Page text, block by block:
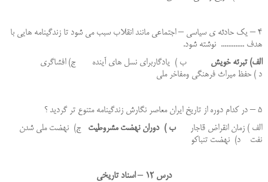
4 – یک حادثه ی سیاسی – اجتماعی مانند انقلاب سبب می شود تا زندگینامه هایی با
هدف ............. نوشته شود.
الف) تبرئه خویش ب ) یادگاربرای نسل های آینده ج) افشاگری
د ) حفظ میراث فرهنگی ومفاخر ملی
5 – در کدام دوره از تاریخ ایران معاصر نگارش زندگینامه متنوع تر گردید ؟
الف ) زمان انقراض قاجارب ) دوران نهضت مشروطیت ج) نهضت ملی شدن
نفت د) نهضت تنباکو
درس 12 – اسناد تاریخی